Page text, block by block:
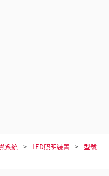
系統 LED照明裝置
型號